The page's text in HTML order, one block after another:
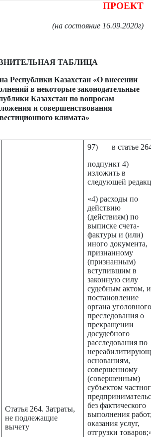
ПРОЕКТ
(на состояние 16.09.2020г)
ТАБЛИЦА
Республики Казахстан «О внесении
в некоторые законодательные
Казахстан по вопросам
и совершенствования
климата»
Статья 264. Затраты,
не подлежащие
вычету
97) в статье
подпункт 4)
изложить в
следующей
«4) расходы по
действию
(действиям) по
выписке счета-
фактуры и (или)
иного документа,
признанному
(признанным)
вступившим в
законную силу
судебным актом,
постановление
органа уголовного
преследования о
прекращении
досудебного
расследования по
основаниям,
совершенному
(совершенным)
субъектом
без фактического
выполнения
оказания услуг,
отгрузки